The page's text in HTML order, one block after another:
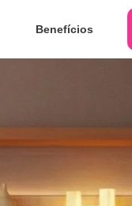
Benefícios